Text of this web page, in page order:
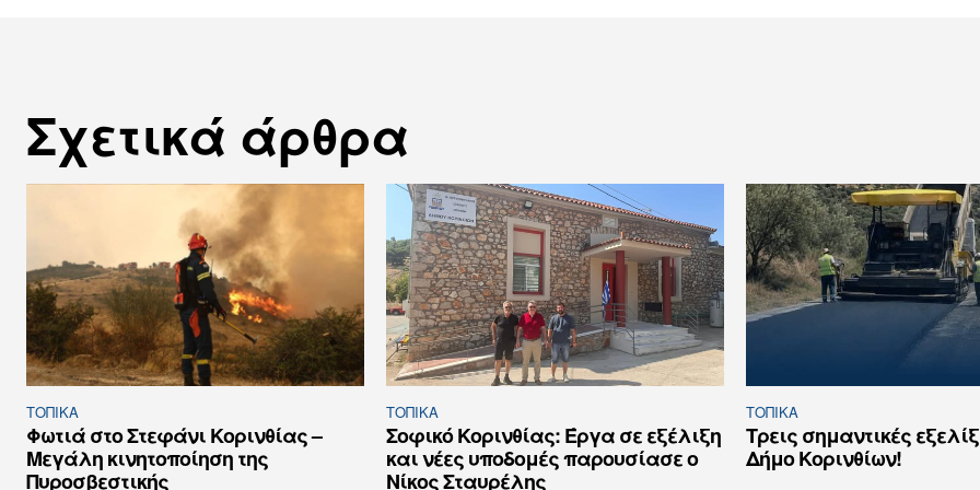
Σχετικά άρθρα
ΤΟΠΙΚΑ
Φωτιά στο Στεφάνι Κορινθίας –
Μεγάλη κινητοποίηση της
Πυροσβεστικής
ΤΟΠΙΚΑ
Σοφικό Κορινθίας: Έργα σε εξέλιξη
και νέες υποδομές παρουσίασε ο
Νίκος Σταυρέλης
ΤΟΠΙΚΑ
Τρεις σημαντικές
Δήμο Κορινθίων!